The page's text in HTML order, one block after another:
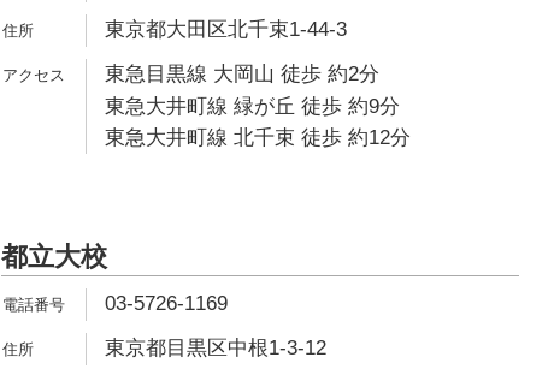
東京都大田区北千束1-44-3
東急目黒線 大岡山 徒歩 約2分
東急大井町線 緑が丘 徒歩 約9分
東急大井町線 北千束 徒歩 約12分
都立大校
03-5726-1169
東京都目黒区中根1-3-12